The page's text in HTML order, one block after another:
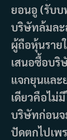
ยอนอู (รับบ
บริษัทล้มละ
ผู้ถือหุ้นรา
เสนอซื้อบริ
แจกยุนและ
เดียวคือไม่
บริษัทก่อนจ
ปัดตกไปเพ